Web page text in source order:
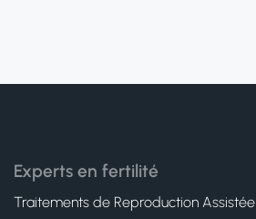
Experts en fertilité
Traitements de Reproduction Assistée